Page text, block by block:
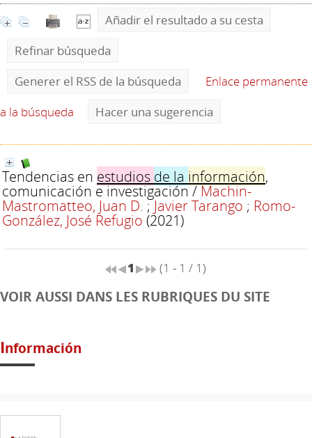
Añadir el resultado a su cesta
Refinar búsqueda
Generer el RSS de la búsqueda
Enlace permanente
a la búsqueda
Hacer una sugerencia
Tendencias en estudios de la información,
comunicación e investigación/Machin-
Mastromatteo, Juan D. ;Javier Tarango ; Romo-
González, José Refugio (2021)
1 (1 - 1 / 1)
VOIR AUSSI DANS LES RUBRIQUES DU SITE
Información